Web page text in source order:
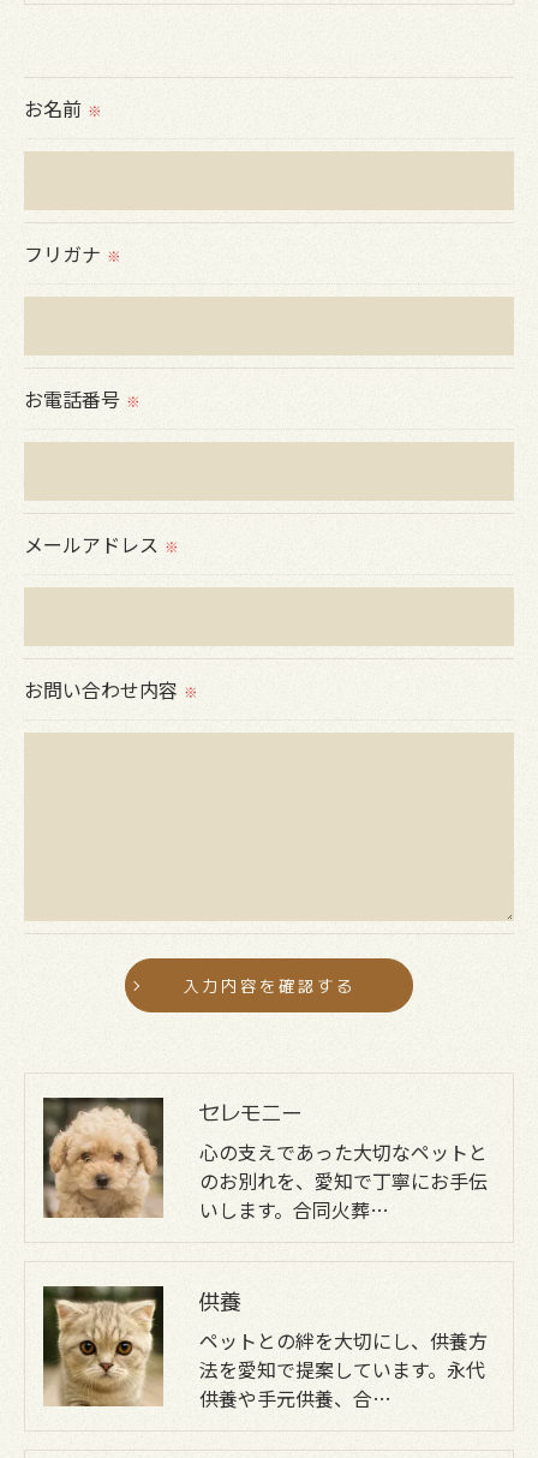
られた場合を除き、
予めご了承ください。
ご本人である事を確認のうえ、対応させて頂きま
個人情報の開示･訂正･削除・利用停止の具体的手続
お名前 ※
フリガナ ※
お電話番号 ※
メールアドレス ※
お問い合わせ内容 ※
セレモニー
心の支えであった大切なペットと
のお別れを、愛知で丁寧にお手伝
いします。合同火葬…
供養
ペットとの絆を大切にし、供養方
法を愛知で提案しています。永代
供養や手元供養、合…